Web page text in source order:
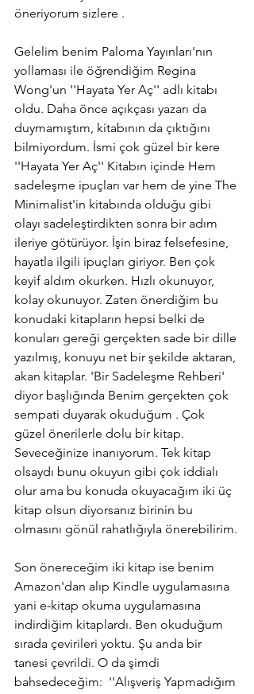
öneriyorum sizlere .
Gelelim benim Paloma Yayınları'nın
yollaması ile öğrendiğim Regina
Wong'un ''Hayata Yer Aç'' adlı kitabı
oldu. Daha önce açıkçası yazarı da
duymamıştım, kitabının da çıktığını
bilmiyordum. İsmi çok güzel bir kere
''Hayata Yer Aç'' Kitabın içinde Hem
sadeleşme ipuçları var hem de yine The
Minimalist'in kitabında olduğu gibi
olayı sadeleştirdikten sonra bir adım
ileriye götürüyor. İşin biraz felsefesine,
hayatla ilgili ipuçları giriyor. Ben çok
keyif aldım okurken. Hızlı okunuyor,
kolay okunuyor. Zaten önerdiğim bu
konudaki kitapların hepsi belki de
konuları gereği gerçekten sade bir dille
yazılmış, konuyu net bir şekilde aktaran,
akan kitaplar. 'Bir Sadeleşme Rehberi'
diyor başlığında Benim gerçekten çok
sempati duyarak okuduğum . Çok
güzel önerilerle dolu bir kitap.
Seveceğinize inanıyorum. Tek kitap
olsaydı bunu okuyun gibi çok iddialı
olur ama bu konuda okuyacağım iki üç
kitap olsun diyorsanız birinin bu
olmasını gönül rahatlığıyla önerebilirim.
Son önereceğim iki kitap ise benim
Amazon'dan alıp Kindle uygulamasına
yani e-kitap okuma uygulamasına
indirdiğim kitaplardı. Ben okuduğum
sırada çevirileri yoktu. Şu anda bir
tanesi çevrildi. O da şimdi
bahsedeceğim:  ''Alışveriş Yapmadığım